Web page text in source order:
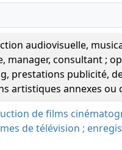
audiovisuelle,
manager, consultant ;
prestations publicité,
artistiques annexes ou
de films
de télévision ;